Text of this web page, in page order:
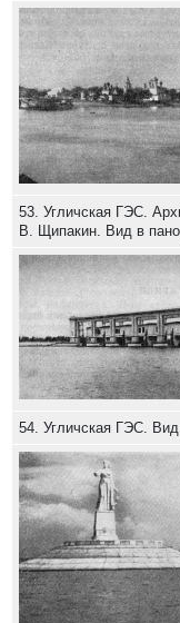
53. Угличская ГЭС.
В. Щипакин. Вид в
54. Угличская ГЭС.